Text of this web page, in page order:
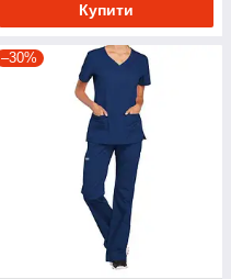
Купити
–30%